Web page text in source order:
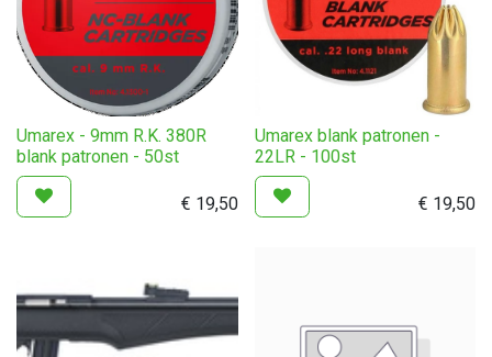
Umarex - 9mm R.K. 380R
blank patronen - 50st
€ 19,50
Umarex blank patronen -
22LR - 100st
€ 19,50